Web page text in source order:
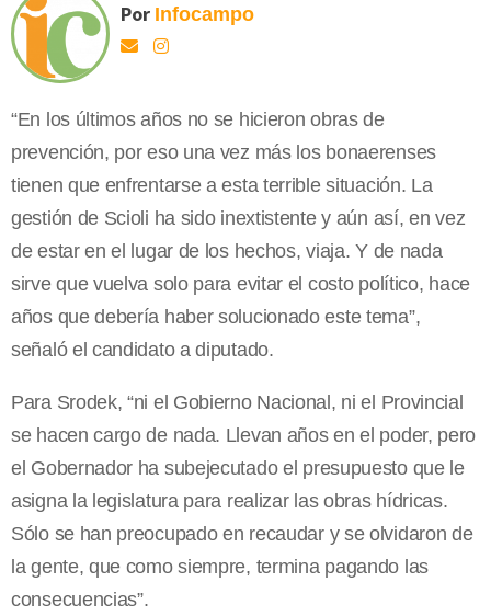
Por Infocampo
“En los últimos años no se hicieron obras de
prevención, por eso una vez más los bonaerenses
tienen que enfrentarse a esta terrible situación. La
gestión de Scioli ha sido inextistente y aún así, en vez
de estar en el lugar de los hechos, viaja. Y de nada
sirve que vuelva solo para evitar el costo político, hace
años que debería haber solucionado este tema”,
señaló el candidato a diputado.
Para Srodek, “ni el Gobierno Nacional, ni el Provincial
se hacen cargo de nada. Llevan años en el poder, pero
el Gobernador ha subejecutado el presupuesto que le
asigna la legislatura para realizar las obras hídricas.
Sólo se han preocupado en recaudar y se olvidaron de
la gente, que como siempre, termina pagando las
consecuencias”.